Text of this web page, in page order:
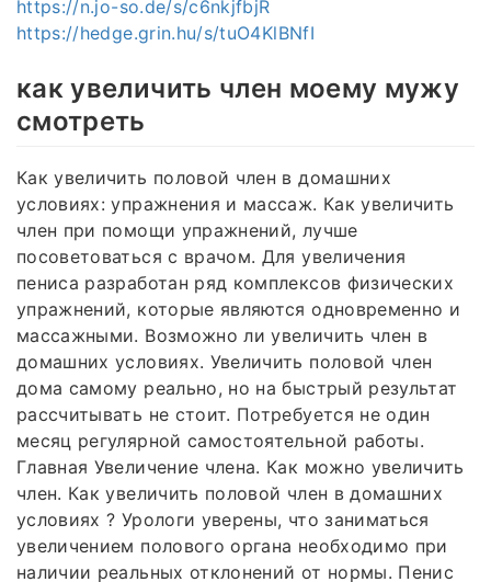
https://n.jo-so.de/s/c6nkjfbjR
https://hedge.grin.hu/s/tuO4KlBNfI
как увеличить член моему мужу
смотреть
Как увеличить половой член в домашних
условиях: упражнения и массаж. Как увеличить
член при помощи упражнений, лучше
посоветоваться с врачом. Для увеличения
пениса разработан ряд комплексов физических
упражнений, которые являются одновременно и
массажными. Возможно ли увеличить член в
домашних условиях. Увеличить половой член
дома самому реально, но на быстрый результат
рассчитывать не стоит. Потребуется не один
месяц регулярной самостоятельной работы.
Главная Увеличение члена. Как можно увеличить
член. Как увеличить половой член в домашних
условиях ? Урологи уверены, что заниматься
увеличением полового органа необходимо при
наличии реальных отклонений от нормы. Пенис